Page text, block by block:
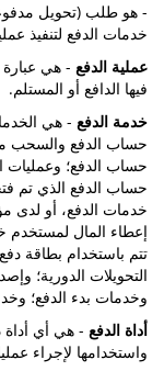
- هو طلب (تحويل
خدمات الدفع لتنفيذ
عملية الدفع - هي
فيها الدافع أو المستلم.
خدمة الدفع - هي
حساب الدفع والسحب
حساب الدفع؛ وعمليات
حساب الدفع الذي تم
خدمات الدفع، أو لدى
إعطاء المال لمستخدم
تتم باستخدام بطاقة دفع
التحويلات الدورية؛
وخدمات بدء الدفع؛
أداة الدفع
واستخدامها لإجراء